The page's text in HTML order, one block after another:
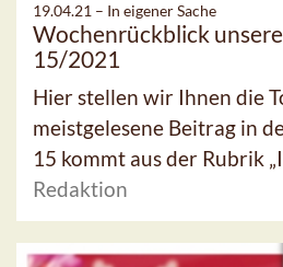
19.04.21 – In eigener Sache
Wochenrückblick
15/2021
Hier stellen wir Ihnen die
meistgelesene Beitrag in
15 kommt aus der Rubrik
Redaktion